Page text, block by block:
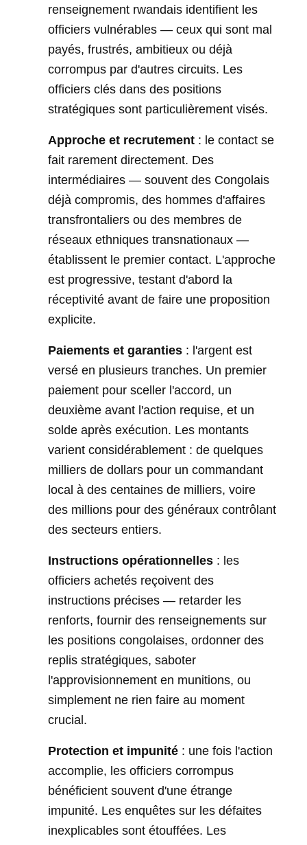
renseignement rwandais identifient les
officiers vulnérables — ceux qui sont mal
payés, frustrés, ambitieux ou déjà
corrompus par d'autres circuits. Les
officiers clés dans des positions
stratégiques sont particulièrement visés.
Approche et recrutement : le contact se
fait rarement directement. Des
intermédiaires — souvent des Congolais
déjà compromis, des hommes d'affaires
transfrontaliers ou des membres de
réseaux ethniques transnationaux —
établissent le premier contact. L'approche
est progressive, testant d'abord la
réceptivité avant de faire une proposition
explicite.
Paiements et garanties : l'argent est
versé en plusieurs tranches. Un premier
paiement pour sceller l'accord, un
deuxième avant l'action requise, et un
solde après exécution. Les montants
varient considérablement : de quelques
milliers de dollars pour un commandant
local à des centaines de milliers, voire
des millions pour des généraux contrôlant
des secteurs entiers.
Instructions opérationnelles : les
officiers achetés reçoivent des
instructions précises — retarder les
renforts, fournir des renseignements sur
les positions congolaises, ordonner des
replis stratégiques, saboter
l'approvisionnement en munitions, ou
simplement ne rien faire au moment
crucial.
Protection et impunité : une fois l'action
accomplie, les officiers corrompus
bénéficient souvent d'une étrange
impunité. Les enquêtes sur les défaites
inexplicables sont étouffées. Les